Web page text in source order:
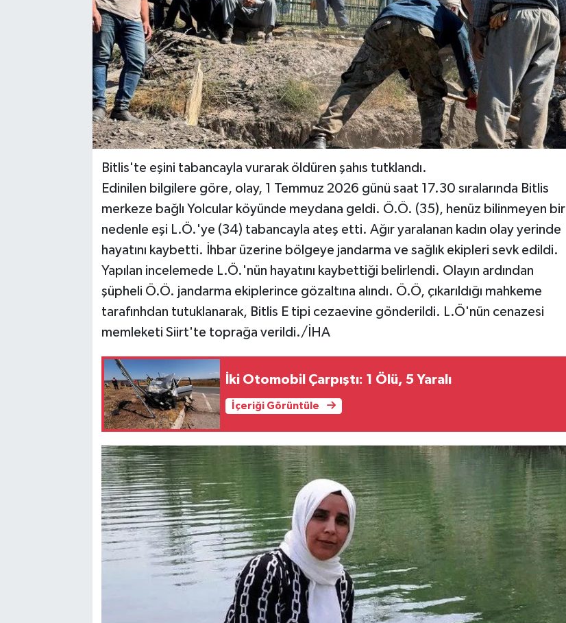
Bitlis'te eşini tabancayla vurarak öldüren şahıs tutklandı.
Edinilen bilgilere göre, olay, 1 Temmuz 2026 günü saat 17.30 sıralarında Bitlis
merkeze bağlı Yolcular köyünde meydana geldi. Ö.Ö. (35), henüz bilinmeyen bir
nedenle eşi L.Ö.'ye (34) tabancayla ateş etti. Ağır yaralanan kadın olay yerinde
hayatını kaybetti. İhbar üzerine bölgeye jandarma ve sağlık ekipleri sevk edildi.
Yapılan incelemede L.Ö.'nün hayatını kaybettiği belirlendi. Olayın ardından
şüpheli Ö.Ö. jandarma ekiplerince gözaltına alındı. Ö.Ö, çıkarıldığı mahkeme
tarafınhdan tutuklanarak, Bitlis E tipi cezaevine gönderildi. L.Ö'nün cenazesi
memleketi Siirt'te toprağa verildi./İHA
İki Otomobil Çarpıştı: 1 Ölü, 5 Yaralı
İçeriği Görüntüle